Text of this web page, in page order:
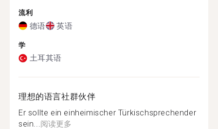
流利
德语 英语
学
土耳其语
理想的语言社群伙伴
Er sollte ein einheimischer Türkischsprechender
sein...阅读更多